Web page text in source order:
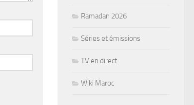
Ramadan 2026
Séries et émissions
TV en direct
Wiki Maroc